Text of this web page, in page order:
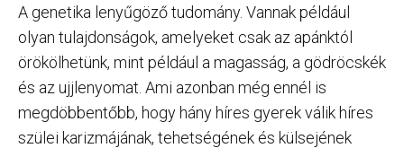
A genetika lenyűgöző tudomány. Vannak például
olyan tulajdonságok, amelyeket csak az apánktól
örökölhetünk, mint például a magasság, a gödröcskék
és az ujjlenyomat. Ami azonban még ennél is
megdöbbentőbb, hogy hány híres gyerek válik híres
szülei karizmájának, tehetségének és külsejének